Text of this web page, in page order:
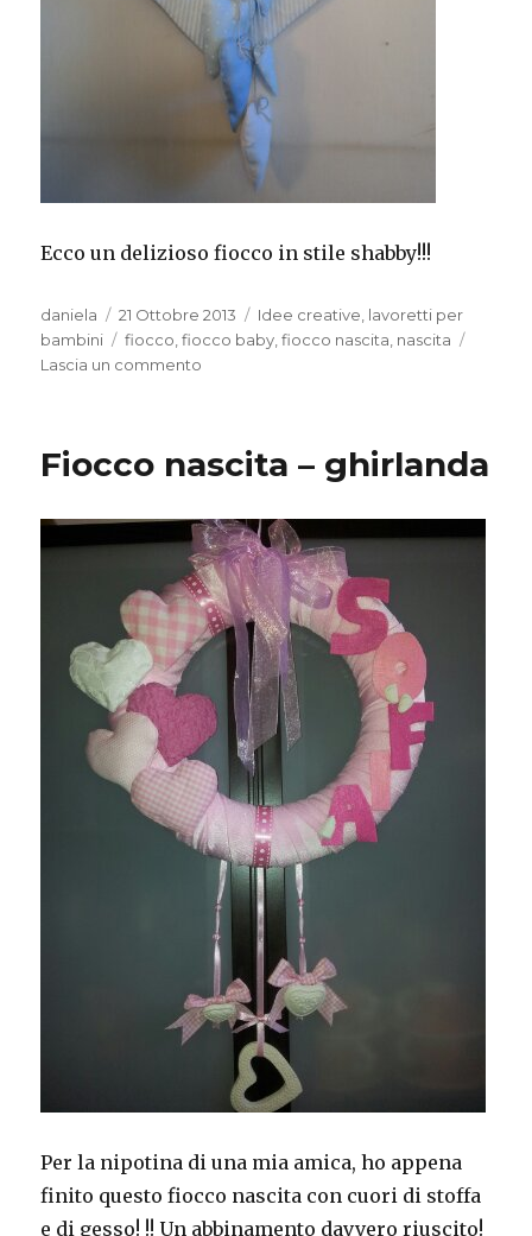
Ecco un delizioso fiocco in stile shabby!!!
Autore
daniela
Pubblicato
il
21 Ottobre 2013 Categorie
Idee creative lavoretti per
bambini
Tag
fiocco ,fiocco baby ,fiocco nascita nascita
Lascia un commento
Fiocco nascita – ghirlanda
Per la nipotina di una mia amica, ho appena
finito questo fiocco nascita con cuori di stoffa
e di gesso! !! Un abbinamento davvero riuscito!